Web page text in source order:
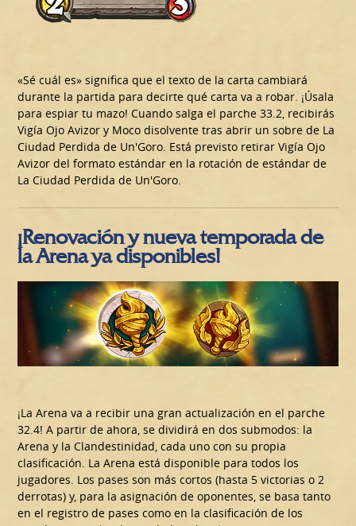
«Sé cuál es» significa que el texto de la carta cambiará
durante la partida para decirte qué carta va a robar. ¡Úsala
para espiar tu mazo! Cuando salga el parche 33.2, recibirás
Vigía Ojo Avizor y Moco disolvente tras abrir un sobre de La
Ciudad Perdida de Un'Goro. Está previsto retirar Vigía Ojo
Avizor del formato estándar en la rotación de estándar de
La Ciudad Perdida de Un'Goro.
¡Renovación y nueva temporada de
la Arena ya disponibles!
¡La Arena va a recibir una gran actualización en el parche
32.4! A partir de ahora, se dividirá en dos submodos: la
Arena y la Clandestinidad, cada uno con su propia
clasificación. La Arena está disponible para todos los
jugadores. Los pases son más cortos (hasta 5 victorias o 2
derrotas) y, para la asignación de oponentes, se basa tanto
en el registro de pases como en la clasificación de los